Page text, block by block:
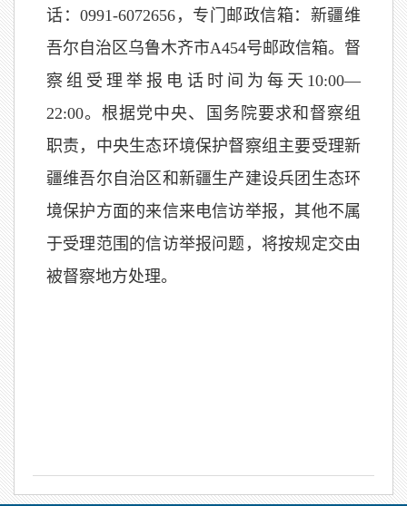
话：0991-6072656，专门邮政信箱：新疆维
吾尔自治区乌鲁木齐市A454号邮政信箱。督
察组受理举报电话时间为每天10:00—
22:00。根据党中央、国务院要求和督察组
职责，中央生态环境保护督察组主要受理新
疆维吾尔自治区和新疆生产建设兵团生态环
境保护方面的来信来电信访举报，其他不属
于受理范围的信访举报问题，将按规定交由
被督察地方处理。